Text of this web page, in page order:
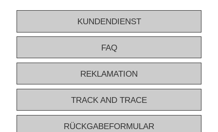
KUNDENDIENST
FAQ
REKLAMATION
TRACK AND TRACE
RÜCKGABEFORMULAR